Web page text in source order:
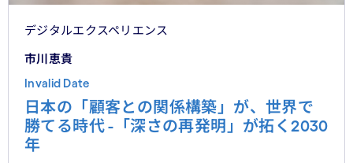
デジタルエクスペリエンス
市川恵貴
Invalid Date
日本の「顧客との関係構築」が、世界で
勝てる時代 -「深さの再発明」が拓く2030
年